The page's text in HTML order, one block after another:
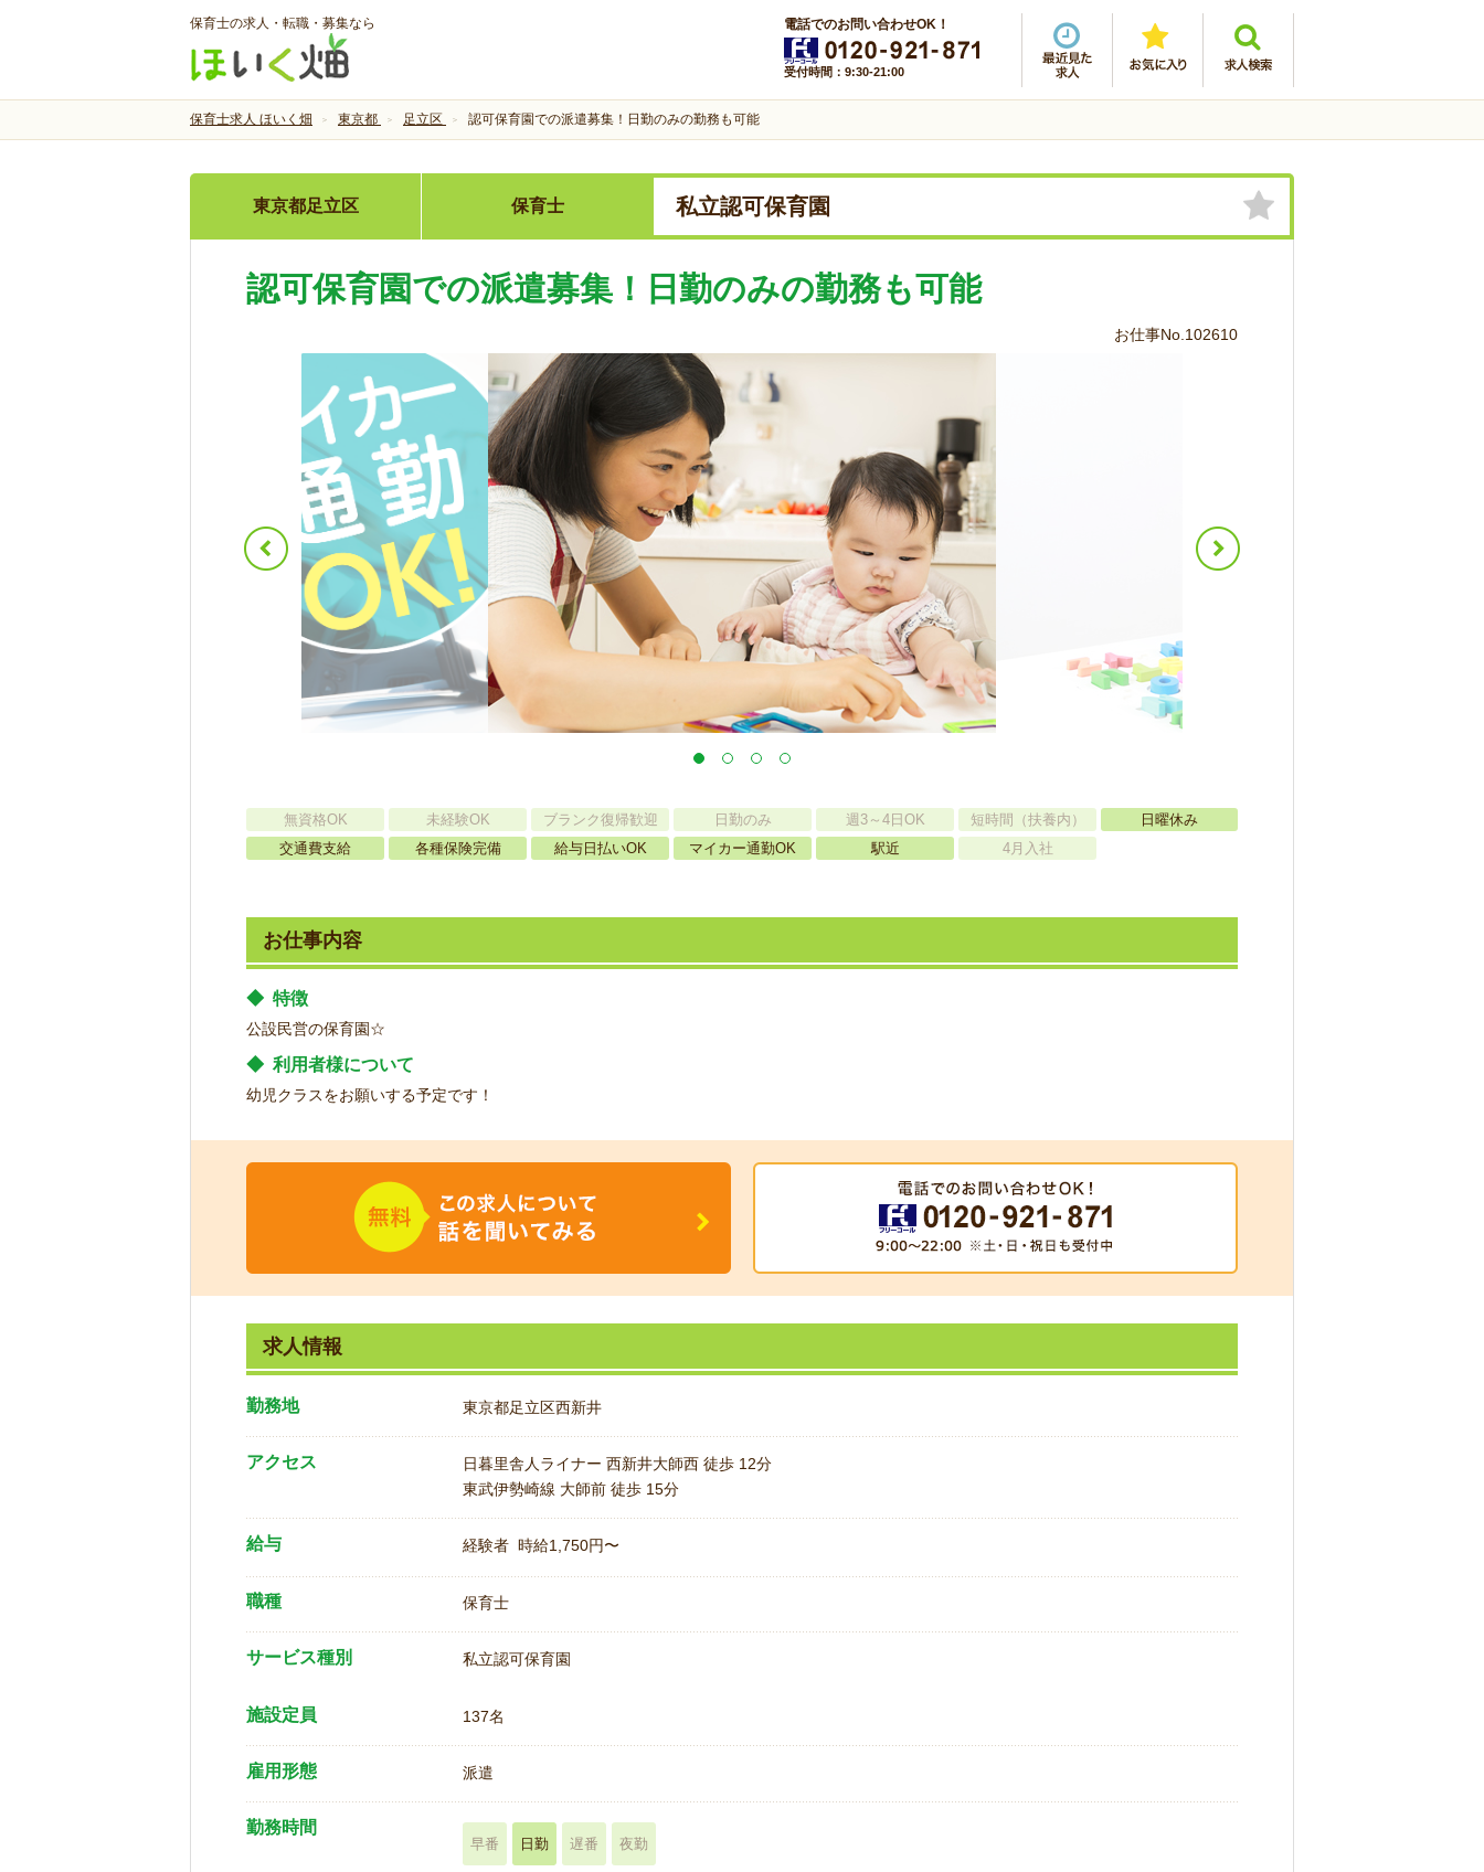
保育士の求人・転職・募集なら 電話でのお問い合わせOK！
受付時間：9:30-21:00
保育士求人 ほいく畑 東京都 足立区 認可保育園での派遣募集！日勤のみの勤務も可能
東京都足立区 保育士 私立認可保育園
認可保育園での派遣募集！日勤のみの勤務も可能
お仕事No.102610
無資格OK 未経験OK ブランク復帰歓迎 日勤のみ 週3～4日OK 短時間（扶養内）
日曜休み
交通費支給
各種保険完備 給与日払いOK マイカー通勤OK 駅近 4月入社
お仕事内容
◆ 特徴
公設民営の保育園☆
◆ 利用者様について
幼児クラスをお願いする予定です！
求人情報
勤務地 東京都足立区西新井
アクセス
日暮里舎人ライナー 西新井大師西 徒歩 12分
東武伊勢崎線 大師前 徒歩 15分
給与 経験者 時給1,750円〜
職種 保育士
サービス種別 私立認可保育園
施設定員 137名
雇用形態 派遣
勤務時間
早番 日勤 遅番 夜勤